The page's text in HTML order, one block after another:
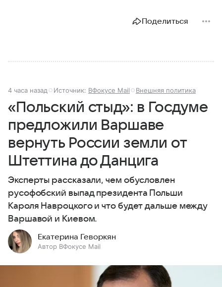
Поделиться
4 часа назад Источник: ВФокусе Mail Внешняя политика
«Польский стыд»: в Госдуме
предложили Варшаве
вернуть России земли от
Штеттина до Данцига
Эксперты рассказали, чем обусловлен
русофобский выпад президента Польши
Кароля Навроцкого и что будет дальше между
Варшавой и Киевом.
Екатерина Геворкян
Автор ВФокусе Mail